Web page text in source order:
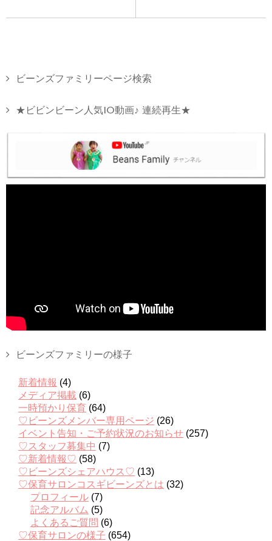
ビーンズファミリーページ検索
★ビビンビーン人気10動画♪ 連続再生★
ビーンズファミリーの様子
新着情報 (4)
メディア掲載 (6)
一時預かり保育 (64)
♡ビーンズメンバー専用ページ (26)
イベント告知・ご予約状況のお知らせ (257)
♡スタッフ募集中 (7)
♡新着情報♡ (58)
♡ビーンズシェアハウス♡ (13)
♡保育サロンコスギビーンズとは (32)
プロフィール (7)
記念アルバム (5)
よくあるご質問 (6)
♡保育サロンの様子 (654)